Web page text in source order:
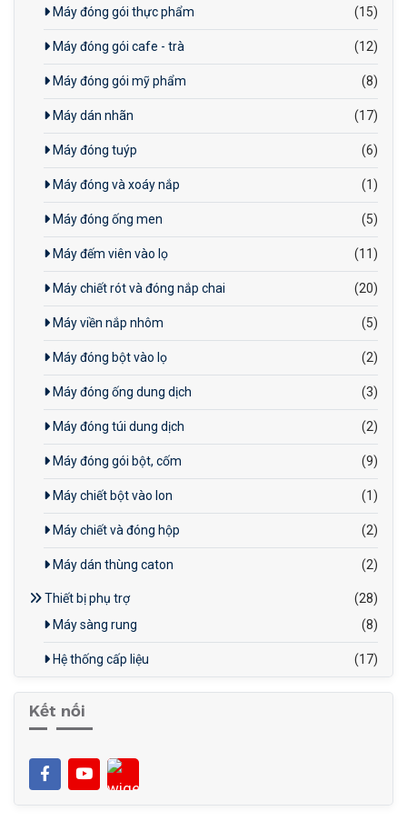
Máy đóng gói thực phẩm (15)
Máy đóng gói cafe - trà (12)
Máy đóng gói mỹ phẩm (8)
Máy dán nhãn (17)
Máy đóng tuýp (6)
Máy đóng và xoáy nắp (1)
Máy đóng ống men (5)
Máy đếm viên vào lọ (11)
Máy chiết rót và đóng nắp chai (20)
Máy viền nắp nhôm (5)
Máy đóng bột vào lọ (2)
Máy đóng ống dung dịch (3)
Máy đóng túi dung dịch (2)
Máy đóng gói bột, cốm (9)
Máy chiết bột vào lon (1)
Máy chiết và đóng hộp (2)
Máy dán thùng caton (2)
Thiết bị phụ trợ
(28)
Máy sàng rung
(8)
Hệ thống cấp liệu (17)
Kết nối